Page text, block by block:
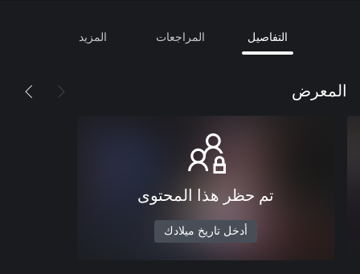
التفاصيل المراجعات المزيد
المعرض
تم حظر هذا المحتوى
أدخل تاريخ ميلادك